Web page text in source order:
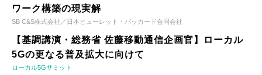
ワーク構築の現実解
SB C&S株式会社／日本ヒューレット・パッカード合同会社
【基調講演・総務省 佐藤移動通信企画官】ローカル
5Gの更なる普及拡大に向けて
ローカル5Gサミット